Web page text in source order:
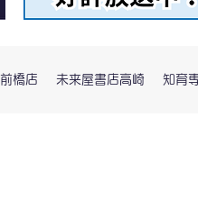
前橋店 未来屋書店高崎 知育